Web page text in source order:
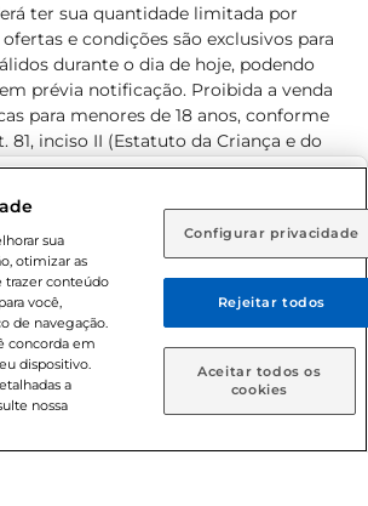
Goiás (GO)
Ou
online, informe como deseja receber
Retire em Loja
ter sua quantidade limitada por
e condições são exclusivos para
durante o dia de hoje, podendo
prévia notificação. Proibida a venda
para menores de 18 anos, conforme
81, inciso II (Estatuto da Criança e do
e condições exclusivos para o
para as compras on-line é de R$
Copyright. Todos os direitos
reservados Prezunic.
sua
otimizar as
trazer conteúdo
você,
de navegação.
concorda em
dispositivo.
a
nossa
Configurar privacidade
Rejeitar todos
Aceitar todos os
cookies